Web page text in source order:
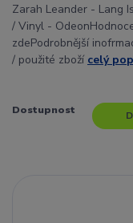
Zarah Leander - Lang
/ Vinyl -
zdePodrobnější
/ použité zboží celý
Dostupnost